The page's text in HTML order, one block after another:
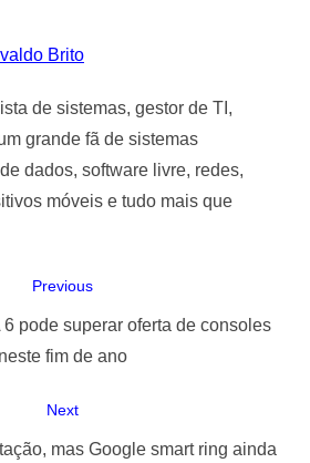
Brito
de sistemas, gestor de TI,
grande fã de sistemas
dados, software livre, redes,
móveis e tudo mais que
Previous
6 pode superar oferta de consoles
neste fim de ano
Next
mas Google smart ring ainda